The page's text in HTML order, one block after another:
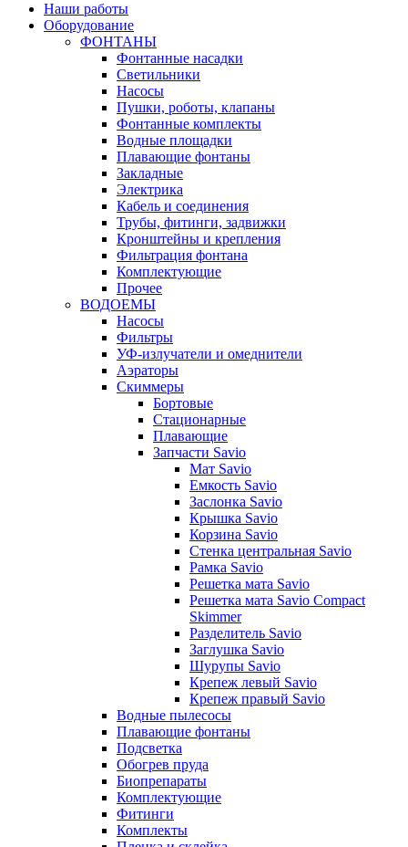
Наши работы
Оборудование
ФОНТАНЫ
Фонтанные насадки
Cветильники
Насосы
Пушки, роботы, клапаны
Фонтанные комплекты
Водные площадки
Плавающие фонтаны
Закладные
Электрика
Кабель и соединения
Трубы, фитинги, задвижки
Кронштейны и крепления
Фильтрация фонтана
Комплектующие
Прочее
ВОДОЕМЫ
Насосы
Фильтры
УФ-излучатели и омеднители
Аэраторы
Cкиммеры
Бортовые
Стационарные
Плавающие
Запчасти Savio
Мат Savio
Емкость Savio
Заслонка Savio
Крышка Savio
Корзина Savio
Стенка центральная Savio
Рамка Savio
Решетка мата Savio
Решетка мата Savio Compact
Skimmer
Разделитель Savio
Заглушка Savio
Шурупы Savio
Крепеж левый Savio
Крепеж правый Savio
Водные пылесосы
Плавающие фонтаны
Подсветка
Обогрев пруда
Биопрепараты
Комплектующие
Фитинги
Комплекты